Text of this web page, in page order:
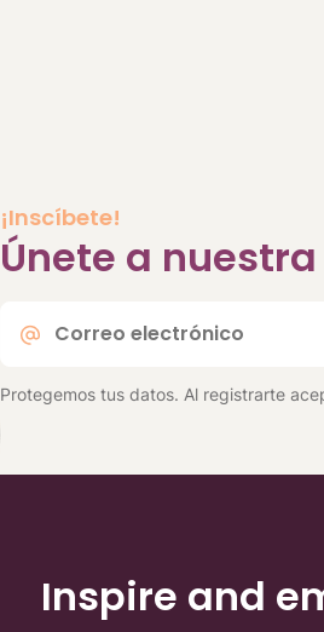
¡Inscíbete!
Únete a
electrónico
Protegemos tus datos. Al registrarte
Inspire and